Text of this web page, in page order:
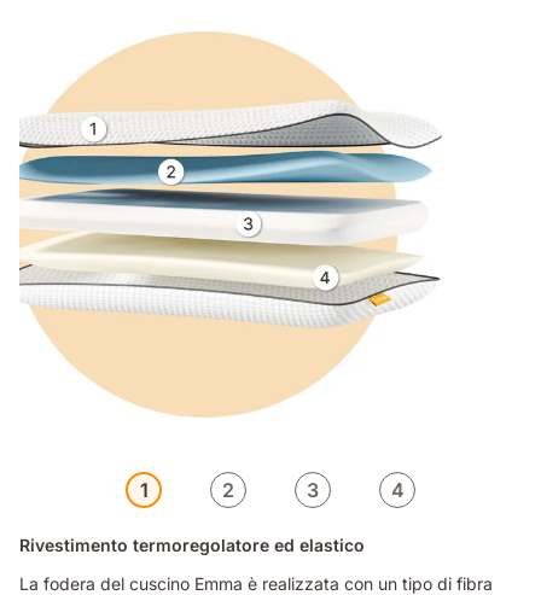
1 2 3 4
Rivestimento termoregolatore ed elastico
La fodera del cuscino Emma è realizzata con un tipo di fibra